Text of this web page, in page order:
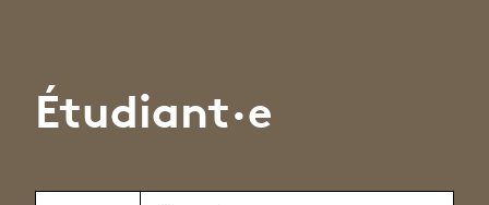
Étudiant·e